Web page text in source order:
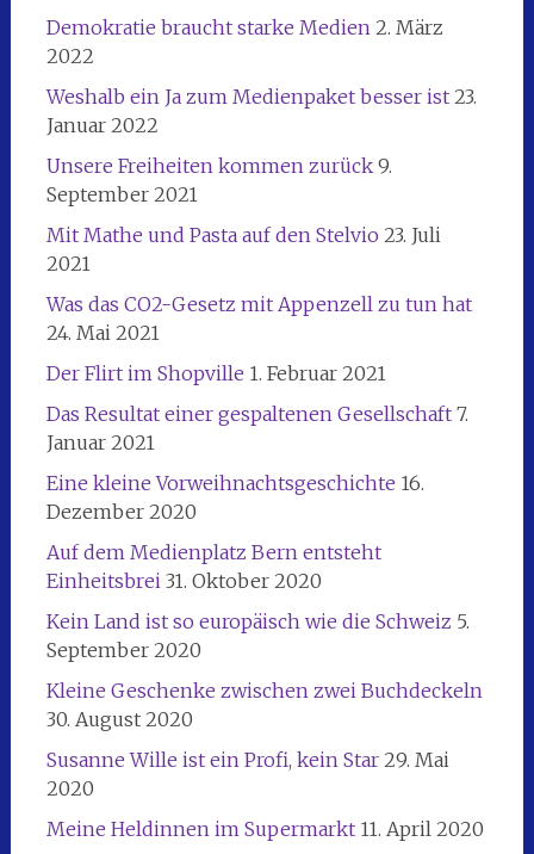
Demokratie braucht starke Medien 2. März
2022
Weshalb ein Ja zum Medienpaket besser ist 23.
Januar 2022
Unsere Freiheiten kommen zurück 9.
September 2021
Mit Mathe und Pasta auf den Stelvio 23. Juli
2021
Was das CO2-Gesetz mit Appenzell zu tun hat
24. Mai 2021
Der Flirt im Shopville 1. Februar 2021
Das Resultat einer gespaltenen Gesellschaft 7.
Januar 2021
Eine kleine Vorweihnachtsgeschichte 16.
Dezember 2020
Auf dem Medienplatz Bern entsteht
Einheitsbrei 31. Oktober 2020
Kein Land ist so europäisch wie die Schweiz 5.
September 2020
Kleine Geschenke zwischen zwei Buchdeckeln
30. August 2020
Susanne Wille ist ein Profi, kein Star 29. Mai
2020
Meine Heldinnen im Supermarkt 11. April 2020